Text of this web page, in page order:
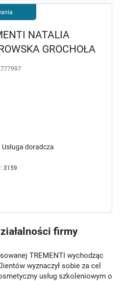
NATALIA
GROCHOŁA
doradcza
3159
firmy
TREMENTI wychodząc
wyznaczył sobie za cel
usług szkoleniowym o